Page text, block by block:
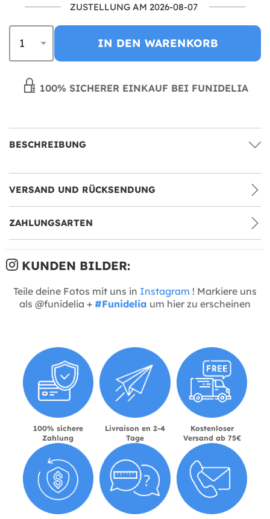
ZUSTELLUNG AM 2026-08-07
IN DEN WARENKORB
100% SICHERER EINKAUF BEI FUNIDELIA
BESCHREIBUNG
VERSAND UND RÜCKSENDUNG
ZAHLUNGSARTEN
KUNDEN BILDER:
Teile deine Fotos mit uns in Instagram ! Markiere uns
als @funidelia + #Funidelia um hier zu erscheinen
100% sichere
Zahlung
Livraison en 2-4
Tage
Kostenloser
Versand ab 75€